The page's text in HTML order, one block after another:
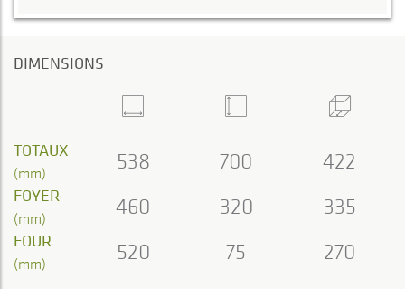
DIMENSIONS
TOTAUX
(mm) 538 700 422
FOYER
(mm) 460 320 335
FOUR
(mm) 520 75 270